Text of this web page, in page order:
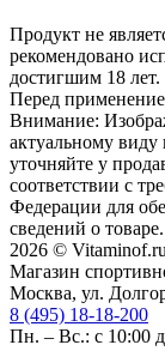
Продукт не
рекомендовано
достигшим 18
Перед
Внимание:
актуальному
уточняйте у
соответствии с
Федерации для
сведений о товаре.
2026 © Vitaminof.ru
Магазин
Москва, ул.
8 (495) 18-18-200
Пн. – Вс.: с 10:00